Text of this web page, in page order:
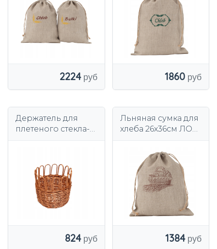
2224 1860
Держатель для
плетеного стекла-
824
Льняная сумка для
хлеба 26х36см ЛОН
1384